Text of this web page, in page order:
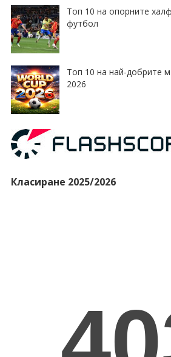
Топ 10 на опорните
футбол
Топ 10 на най-добрите
2026
Класиране 2025/2026